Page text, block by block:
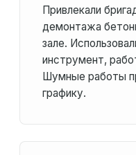
Привлекали
демонтажа
зале.
инструмент,
Шумные работы
графику.